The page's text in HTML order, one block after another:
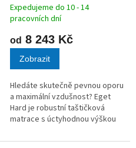
A
Průměrné
hodnocení
produktu
je
5,0
z
5
hvězdiček.
Expedujeme do 10 - 14
pracovních dní
od 8 243 Kč
Zobrazit
Hledáte skutečně pevnou oporu
a maximální vzdušnost? Eget
Hard je robustní taštičková
matrace s úctyhodnou výškou
ložnici v místo pro dokonalou